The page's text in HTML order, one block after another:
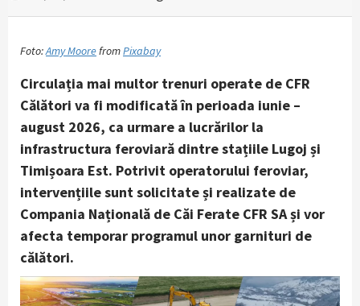
Foto:Amy MoorefromPixabay
Circulația mai multor trenuri operate de CFR
Călători va fi modificată în perioada iunie –
august 2026, ca urmare a lucrărilor la
infrastructura feroviară dintre stațiile Lugoj și
Timișoara Est. Potrivit operatorului feroviar,
intervențiile sunt solicitate și realizate de
Compania Națională de Căi Ferate CFR SA și vor
afecta temporar programul unor garnituri de
călători.